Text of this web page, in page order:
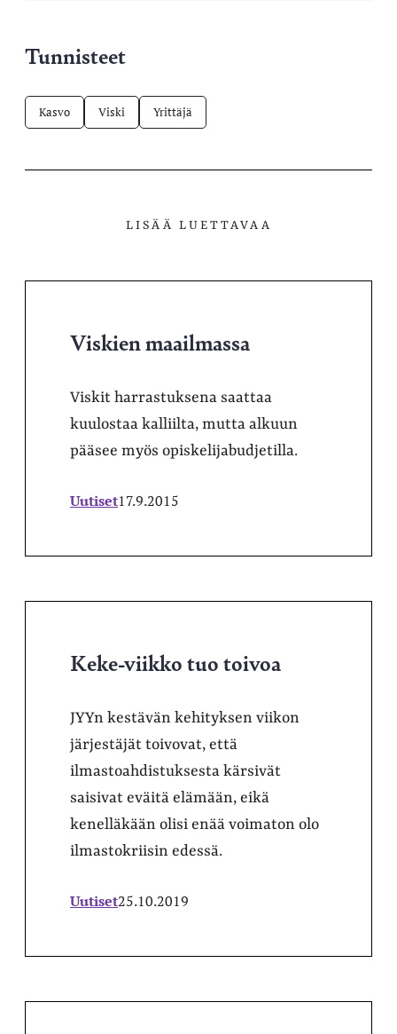
Tunnisteet
Kasvo Viski Yrittäjä
LISÄÄ LUETTAVAA
Viskien maailmassa
Viskit harrastuksena saattaa
kuulostaa kalliilta, mutta alkuun
pääsee myös opiskelijabudjetilla.
Uutiset17.9.2015
Keke-viikko tuo toivoa
JYYn kestävän kehityksen viikon
järjestäjät toivovat, että
ilmastoahdistuksesta kärsivät
saisivat eväitä elämään, eikä
kenelläkään olisi enää voimaton olo
ilmastokriisin edessä.
Uutiset25.10.2019